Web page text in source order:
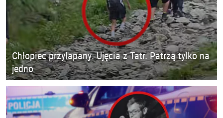
Chłopiec przyłapany. Ujęcia z Tatr. Patrzą tylko na
jedno